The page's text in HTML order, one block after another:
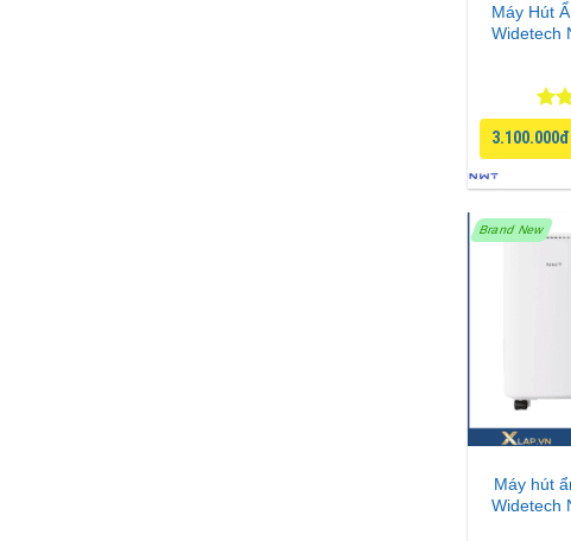
Máy Hút
Widetech
5
3.100.000đ
Brand New
Máy hút
Widetech